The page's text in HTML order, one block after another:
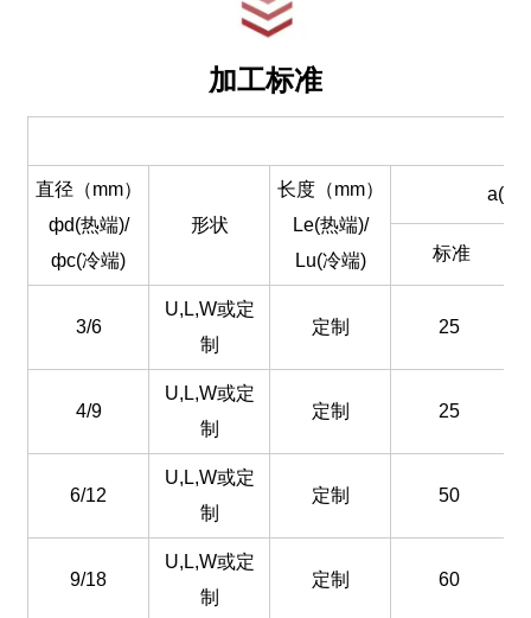
加工标准
直径（mm）
фd(热端)/
фc(冷端)
形状
长度（mm）
Le(热端)/
Lu(冷端)
标准
3/6
U,L,W或定
制
定制 25
4/9
U,L,W或定
制
定制 25
6/12
U,L,W或定
制
定制 50
9/18
U,L,W或定
制
定制 60